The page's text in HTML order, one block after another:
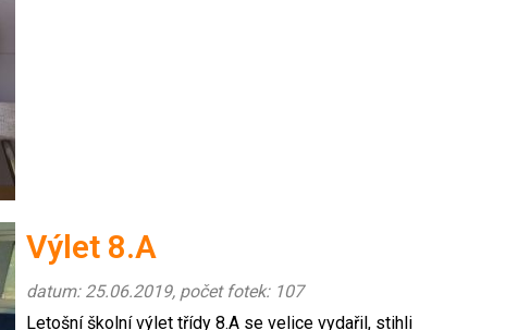
Výlet 8.A
datum: 25.06.2019, počet fotek: 107
Letošní školní výlet třídy 8.A se velice vydařil, stihli